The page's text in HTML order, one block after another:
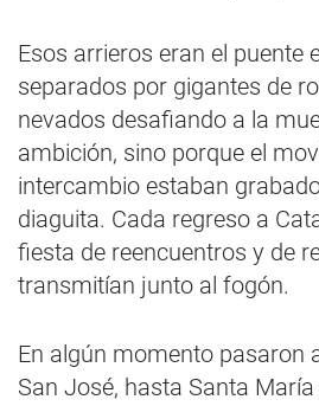
Esos arrieros eran el puente
separados por gigantes de
nevados desafiando a la
ambición, sino porque el
intercambio estaban
diaguita. Cada regreso a
fiesta de reencuentros y de
transmitían junto al fogón.
En algún momento pasaron
San José, hasta Santa